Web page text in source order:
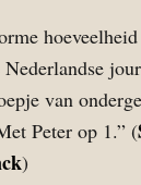
hoeveelheid
van
Peter op 1.” (
)